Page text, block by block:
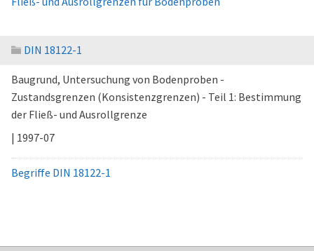
DIN 18122-1
Baugrund, Untersuchung von Bodenproben -
Zustandsgrenzen (Konsistenzgrenzen) - Teil 1: Bestimmung
der Fließ- und Ausrollgrenze
| 1997-07
Begriffe DIN 18122-1